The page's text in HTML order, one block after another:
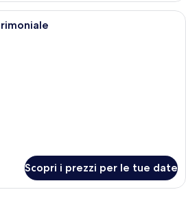
Camera d'albergo con un letto, un
Scopri i prezzi per le tue date